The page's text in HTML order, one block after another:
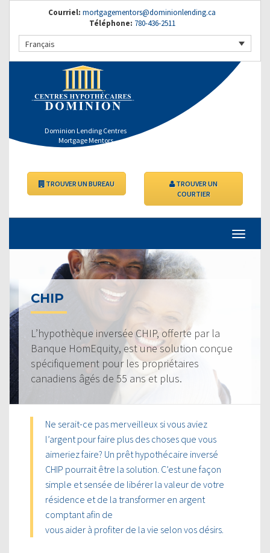
Courriel: mortgagementors@dominionlending.ca
Téléphone: 780-436-2511
Français
Dominion Lending Centres
Mortgage Mentors
TROUVER UN BUREAU
TROUVER UN
COURTIER
CHIP
L’hypothèque inversée CHIP, offerte par la
Banque HomEquity, est une solution conçue
spécifiquement pour les propriétaires
canadiens âgés de 55 ans et plus.
Ne serait-ce pas merveilleux si vous aviez
l’argent pour faire plus des choses que vous
aimeriez faire? Un prêt hypothécaire inversé
CHIP pourrait être la solution. C’est une façon
simple et sensée de libérer la valeur de votre
résidence et de la transformer en argent
comptant afin de
vous aider à profiter de la vie selon vos désirs.